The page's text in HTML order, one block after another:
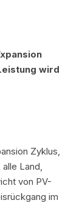
wird
Zyklus,
Land,
von PV-
im